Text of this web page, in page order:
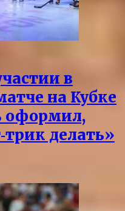
в
на Кубке
оформил,
делать»